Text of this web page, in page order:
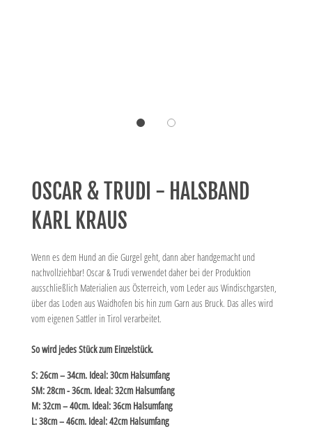
OSCAR & TRUDI - HALSBAND
KARL KRAUS
Wenn es dem Hund an die Gurgel geht, dann aber handgemacht und
nachvollziehbar! Oscar & Trudi verwendet daher bei der Produktion
ausschließlich Materialien aus Österreich, vom Leder aus Windischgarsten,
über das Loden aus Waidhofen bis hin zum Garn aus Bruck. Das alles wird
vom eigenen Sattler in Tirol verarbeitet.
So wird jedes Stück zum Einzelstück.
S: 26cm – 34cm. Ideal: 30cm Halsumfang
SM:28cm - 36cm. Ideal: 32cm Halsumfang
M: 32cm – 40cm. Ideal: 36cm Halsumfang
L: 38cm – 46cm. Ideal: 42cm Halsumfang